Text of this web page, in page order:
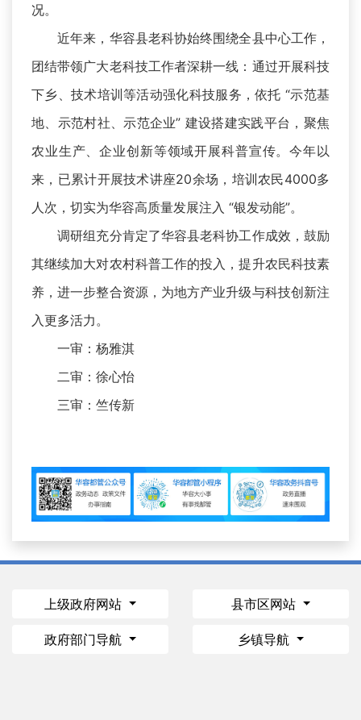
况。
近年来，华容县老科协始终围绕全县中心工作，
团结带领广大老科技工作者深耕一线：通过开展科技
下乡、技术培训等活动强化科技服务，依托 “示范基
地、示范村社、示范企业” 建设搭建实践平台，聚焦
农业生产、企业创新等领域开展科普宣传。今年以
来，已累计开展技术讲座20余场，培训农民4000多
人次，切实为华容高质量发展注入 “银发动能”。
调研组充分肯定了华容县老科协工作成效，鼓励
其继续加大对农村科普工作的投入，提升农民科技素
养，进一步整合资源，为地方产业升级与科技创新注
入更多活力。
一审：杨雅淇
二审：徐心怡
三审：竺传新
上级政府网站 县市区网站
政府部门导航 乡镇导航